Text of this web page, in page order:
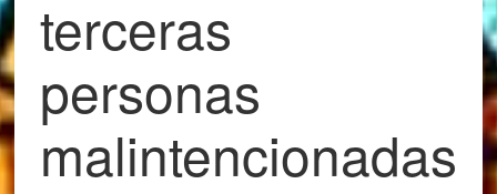
terceras
personas
malintencionadas